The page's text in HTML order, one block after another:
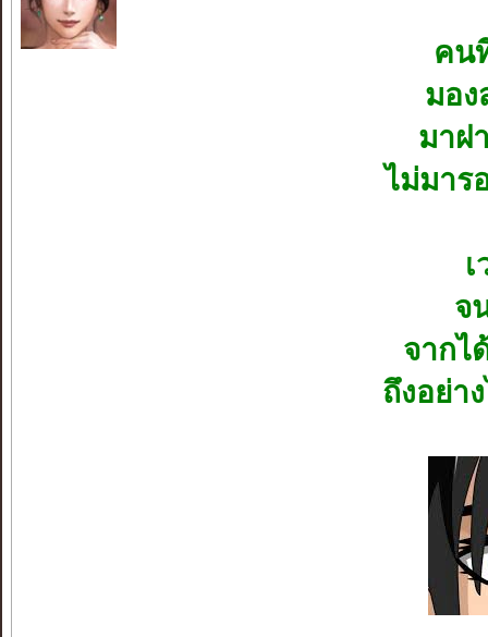
คน
มอง
มาฝ
ไม่มาร
จ
จากไ
ถึงอย่า